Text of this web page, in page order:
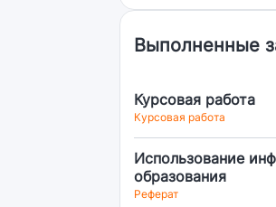
Выполненные
Курсовая работа
Курсовая работа
Использование
образования
Реферат